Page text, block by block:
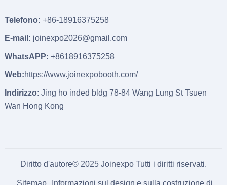
Telefono: +86-18916375258
E-mail: joinexpo2026@gmail.com
WhatsAPP: +8618916375258
Web:https://www.joinexpobooth.com/
Indirizzo: Jing ho inded bldg 78-84 Wang Lung St Tsuen
Wan Hong Kong
Diritto d'autore© 2025 Joinexpo Tutti i diritti riservati.